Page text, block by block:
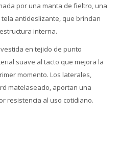
por una manta de fieltro, una
antideslizante, que brindan
interna.
en tejido de punto
suave al tacto que mejora la
momento. Los laterales,
matelaseado, aportan una
resistencia al uso cotidiano.